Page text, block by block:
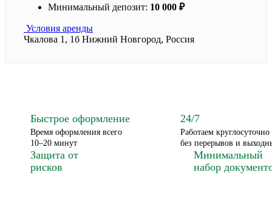
Минимальный депозит: 10 000 ₽
Условия аренды
Чкалова 1, 1б Нижний Новгород, Россия
Быстрое оформление
Время оформления всего
10–20 минут
24/7
Работаем круглосуточно
без перерывов и
Защита от
рисков
Минимальный
набор